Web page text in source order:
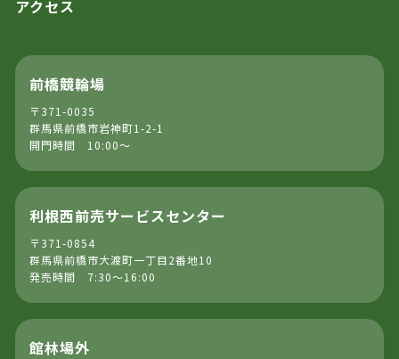
アクセス
前橋競輪場
〒371-0035
群馬県前橋市岩神町1-2-1
開門時間 10:00～
利根西前売サービスセンター
〒371-0854
群馬県前橋市大渡町一丁目2番地10
発売時間 7:30～16:00
館林場外